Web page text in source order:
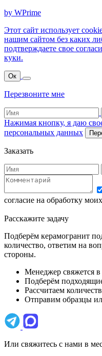
by WPrime
Этот сайт использует
нашим сайтом без каких
подтверждаете свое
куки.
Ок
Перезвоните мне
Нажимая кнопку, я даю
персональных данных
Заказать
согласие на обработку моих
Расскажите задачу
Подберём керамогранит
количество, ответим на
стороны.
Менеджер свяжется в
Подберём
Рассчитаем
Отправим образцы
Или свяжитесь с нами в